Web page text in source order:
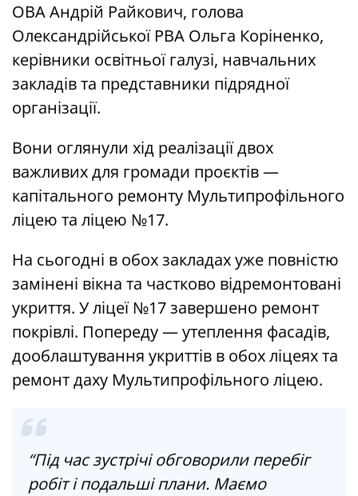
ОВА Андрій Райкович, голова
Олександрійської РВА Ольга Коріненко,
керівники освітньої галузі, навчальних
закладів та представники підрядної
організації.
Вони оглянули хід реалізації двох
важливих для громади проєктів —
капітального ремонту Мультипрофільного
ліцею та ліцею №17.
На сьогодні в обох закладах уже повністю
замінені вікна та частково відремонтовані
укриття. У ліцеї №17 завершено ремонт
покрівлі. Попереду — утеплення фасадів,
дооблаштування укриттів в обох ліцеях та
ремонт даху Мультипрофільного ліцею.
“Під час зустрічі обговорили перебіг
робіт і подальші плани. Маємо